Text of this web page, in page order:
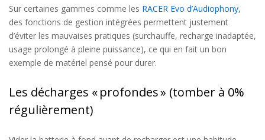
Sur certaines gammes comme les RACER Evo d’Audiophony,
des fonctions de gestion intégrées permettent justement
d’éviter les mauvaises pratiques (surchauffe, recharge inadaptée,
usage prolongé à pleine puissance), ce qui en fait un bon
exemple de matériel pensé pour durer.
Les décharges « profondes » (tomber à 0%
régulièrement)